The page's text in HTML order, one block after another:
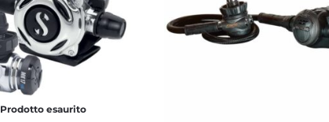
Prodotto esaurito